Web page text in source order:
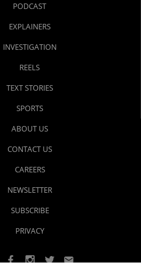
PODCAST
EXPLAINERS
INVESTIGATION
REELS
TEXT STORIES
SPORTS
ABOUT US
CONTACT US
CAREERS
NEWSLETTER
SUBSCRIBE
PRIVACY